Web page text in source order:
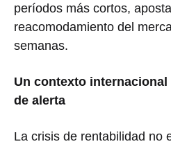
períodos más cortos,
reacomodamiento del
semanas.
Un contexto internacional
de alerta
La crisis de rentabilidad no